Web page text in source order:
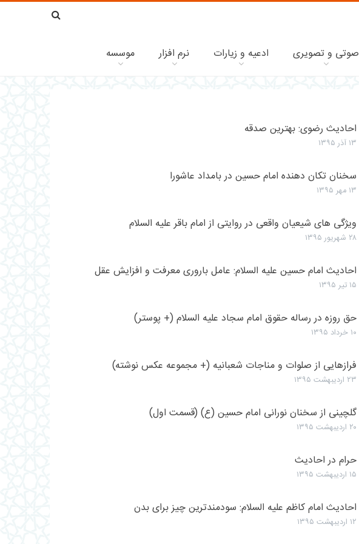
صوتی و تصویری ادعیه و زیارات نرم افزار موسسه
احادیث رضوی: بهترین صدقه
۱۳ آذر ۱۳۹۵
سخنان تکان دهنده امام حسین در بامداد عاشورا
۱۳ مهر ۱۳۹۵
ویژگی های شیعیان واقعی در روایتی از امام باقر علیه السلام
۲۸ شهریور ۱۳۹۵
احادیث امام حسین علیه السلام: عامل باروری معرفت و افزایش عقل
۱۵ تیر ۱۳۹۵
حق روزه در رساله حقوق امام سجاد علیه السلام (+ پوستر)
۱۰ خرداد ۱۳۹۵
فرازهایی از صلوات و مناجات شعبانیه (+ مجموعه عکس نوشته)
۲۳ اردیبهشت ۱۳۹۵
گلچینی از سخنان نورانی امام حسین (ع) (قسمت اول)
۲۰ اردیبهشت ۱۳۹۵
حرام در احادیث
۱۵ اردیبهشت ۱۳۹۵
احادیث امام کاظم علیه السلام: سودمندترین چیز برای بدن
۱۲ اردیبهشت ۱۳۹۵